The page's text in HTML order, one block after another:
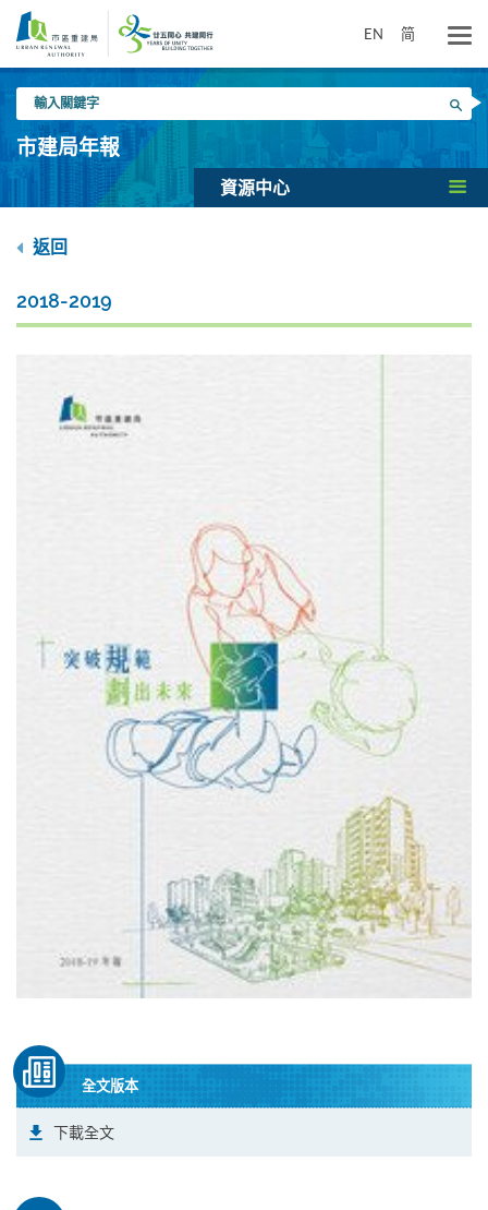
要
EN 简
入
關
鍵
搜尋
市建局年報
資源中心
返回
2018-2019
全文版本
下載全文